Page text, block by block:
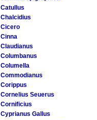
Catullus
Chalcidius
Cicero
Cinna
Claudianus
Columbanus
Columella
Commodianus
Corippus
Cornelius Seuerus
Cornificius
Cyprianus Gallus